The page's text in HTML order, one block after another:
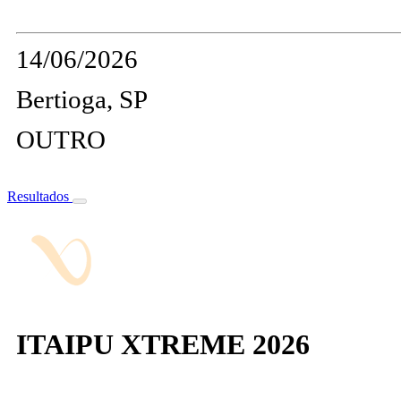
14/06/2026
Bertioga, SP
OUTRO
Resultados
ITAIPU XTREME 2026